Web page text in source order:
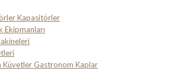
Kapasitörler
Küvetler Gastronom Kaplar